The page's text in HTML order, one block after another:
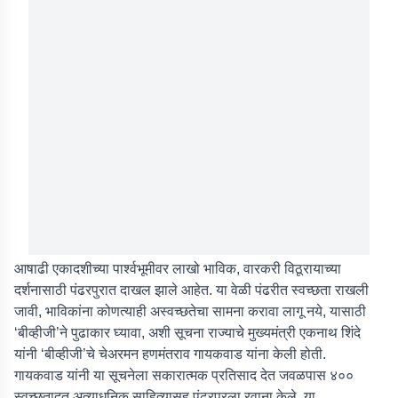
आषाढी एकादशीच्या पार्श्वभूमीवर लाखो भाविक, वारकरी विठूरायाच्या
दर्शनासाठी पंढरपुरात दाखल झाले आहेत. या वेळी पंढरीत स्वच्छता राखली
जावी, भाविकांना कोणत्याही अस्वच्छतेचा सामना करावा लागू नये, यासाठी
‘बीव्हीजी’ने पुढाकार घ्यावा, अशी सूचना राज्याचे मुख्यमंत्री एकनाथ शिंदे
यांनी ‘बीव्हीजी’चे चेअरमन हणमंतराव गायकवाड यांना केली होती.
गायकवाड यांनी या सूचनेला सकारात्मक प्रतिसाद देत जवळपास ४००